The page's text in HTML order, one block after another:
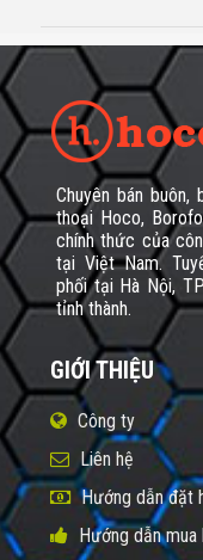
Chuyên bán
thoại Hoco,
chính thức của
tại Việt Nam.
phối tại Hà Nội,
tỉnh thành.
GIỚI THIỆU
Công ty
Liên hệ
Hướng dẫn đặt
Hướng dẫn mua